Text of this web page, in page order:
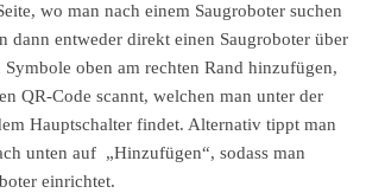
wo man nach einem Saugroboter suchen
dann entweder direkt einen Saugroboter über
oben am rechten Rand hinzufügen,
QR-Code scannt, welchen man unter der
Hauptschalter findet. Alternativ tippt man
unten auf „Hinzufügen“, sodass man
einrichtet.